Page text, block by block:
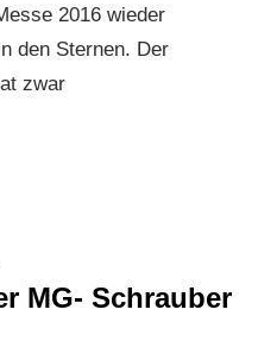
2016 wieder
den Sternen. Der
zwar
MG- Schrauber